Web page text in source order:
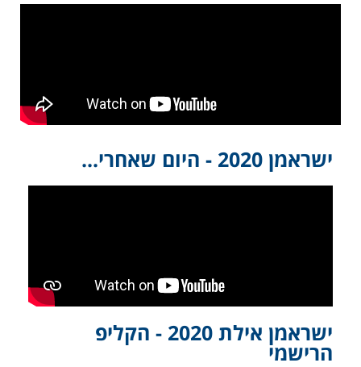
ישראמן 2020 - היום שאחרי...
ישראמן אילת 2020 - הקליפ
הרישמי